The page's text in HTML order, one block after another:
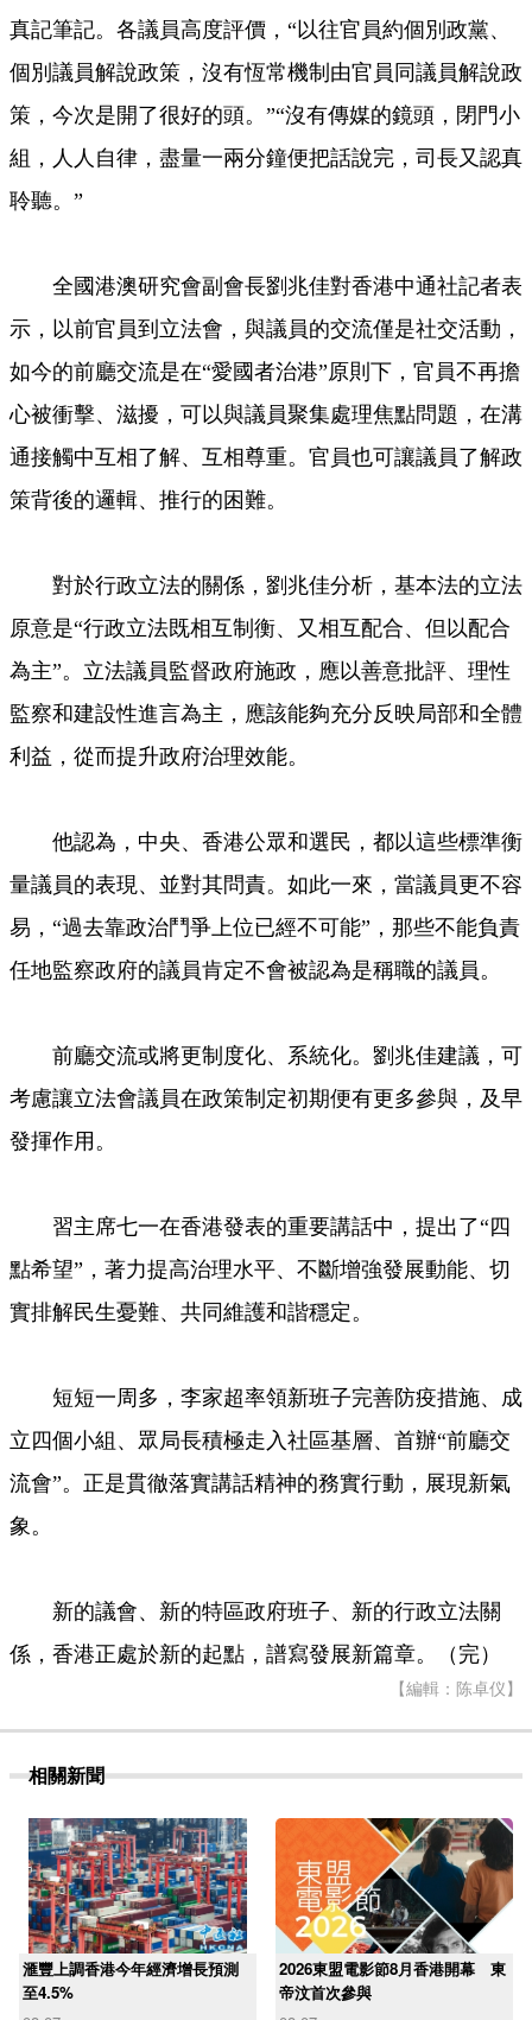
真記筆記。各議員高度評價，“以往官員約個別政黨、
個別議員解說政策，沒有恆常機制由官員同議員解說政
策，今次是開了很好的頭。”“沒有傳媒的鏡頭，閉門小
組，人人自律，盡量一兩分鐘便把話說完，司長又認真
聆聽。”
全國港澳研究會副會長劉兆佳對香港中通社記者表
示，以前官員到立法會，與議員的交流僅是社交活動，
如今的前廳交流是在“愛國者治港”原則下，官員不再擔
心被衝擊、滋擾，可以與議員聚集處理焦點問題，在溝
通接觸中互相了解、互相尊重。官員也可讓議員了解政
策背後的邏輯、推行的困難。
對於行政立法的關係，劉兆佳分析，基本法的立法
原意是“行政立法既相互制衡、又相互配合、但以配合
為主”。立法議員監督政府施政，應以善意批評、理性
監察和建設性進言為主，應該能夠充分反映局部和全體
利益，從而提升政府治理效能。
他認為，中央、香港公眾和選民，都以這些標準衡
量議員的表現、並對其問責。如此一來，當議員更不容
易，“過去靠政治鬥爭上位已經不可能”，那些不能負責
任地監察政府的議員肯定不會被認為是稱職的議員。
前廳交流或將更制度化、系統化。劉兆佳建議，可
考慮讓立法會議員在政策制定初期便有更多參與，及早
發揮作用。
習主席七一在香港發表的重要講話中，提出了“四
點希望”，著力提高治理水平、不斷增強發展動能、切
實排解民生憂難、共同維護和諧穩定。
短短一周多，李家超率領新班子完善防疫措施、成
立四個小組、眾局長積極走入社區基層、首辦“前廳交
流會”。正是貫徹落實講話精神的務實行動，展現新氣
象。
新的議會、新的特區政府班子、新的行政立法關
係，香港正處於新的起點，譜寫發展新篇章。（完）
【編輯：陈卓仪】
相關新聞
滙豐上調香港今年經濟增長預測
至4.5%
2026東盟電影節8月香港開幕 東
帝汶首次參與